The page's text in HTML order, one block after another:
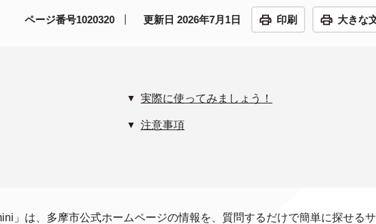
ページ番号1020320 更新日 2026年7月1日 印刷 大きな
実際に使ってみましょう！
注意事項
」は、多摩市公式ホームページの情報を、質問するだけで簡単に探せる